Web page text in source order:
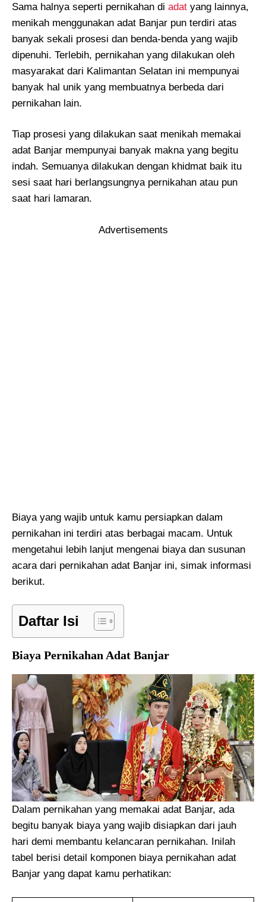
Sama halnya seperti pernikahan di adat yang lainnya,
menikah menggunakan adat Banjar pun terdiri atas
banyak sekali prosesi dan benda-benda yang wajib
dipenuhi. Terlebih, pernikahan yang dilakukan oleh
masyarakat dari Kalimantan Selatan ini mempunyai
banyak hal unik yang membuatnya berbeda dari
pernikahan lain.
Tiap prosesi yang dilakukan saat menikah memakai
adat Banjar mempunyai banyak makna yang begitu
indah. Semuanya dilakukan dengan khidmat baik itu
sesi saat hari berlangsungnya pernikahan atau pun
saat hari lamaran.
Advertisements
Biaya yang wajib untuk kamu persiapkan dalam
pernikahan ini terdiri atas berbagai macam. Untuk
mengetahui lebih lanjut mengenai biaya dan susunan
acara dari pernikahan adat Banjar ini, simak informasi
berikut.
Daftar Isi
Biaya Pernikahan Adat Banjar
Dalam pernikahan yang memakai adat Banjar, ada
begitu banyak biaya yang wajib disiapkan dari jauh
hari demi membantu kelancaran pernikahan. Inilah
tabel berisi detail komponen biaya pernikahan adat
Banjar yang dapat kamu perhatikan: